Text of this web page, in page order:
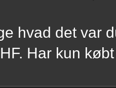
hvad det var
Har kun